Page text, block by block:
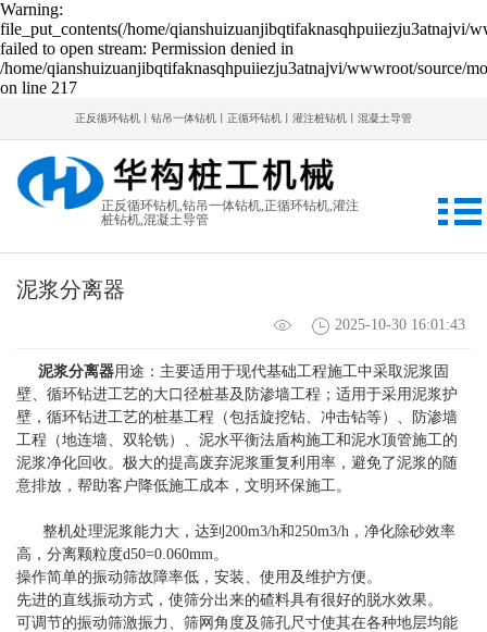
Warning:
file_put_contents(/home/qianshuizuanjibqtifaknasqhpuiiezju3atnajvi/
failed to open stream: Permission denied in
/home/qianshuizuanjibqtifaknasqhpuiiezju3atnajvi/wwwroot/source/
on line 217
正反循环钻机丨钻吊一体钻机丨正循环钻机丨灌注桩钻机丨混凝土导管
正反循环钻机,钻吊一体钻机,正循环钻机,灌注
桩钻机,混凝土导管
泥浆分离器
2025-10-30 16:01:43
泥浆分离器用途：主要适用于现代基础工程施工中采取泥浆固
壁、循环钻进工艺的大口径桩基及防渗墙工程；适用于采用泥浆护
壁，循环钻进工艺的桩基工程（包括旋挖钻、冲击钻等）、防渗墙
工程（地连墙、双轮铣）、泥水平衡法盾构施工和泥水顶管施工的
泥浆净化回收。极大的提高废弃泥浆重复利用率，避免了泥浆的随
意排放，帮助客户降低施工成本，文明环保施工。
整机处理泥浆能力大，达到200m3/h和250m3/h，净化除砂效率
高，分离颗粒度d50=0.060mm。
操作简单的振动筛故障率低，安装、使用及维护方便。
先进的直线振动方式，使筛分出来的碴料具有很好的脱水效果。
可调节的振动筛激振力、筛网角度及筛孔尺寸使其在各种地层均能